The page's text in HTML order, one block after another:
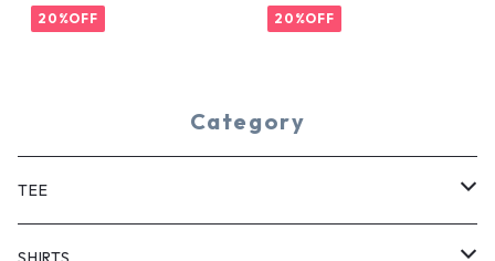
20%OFF 20%OFF
Category
TEE
SHORT SLEEVE